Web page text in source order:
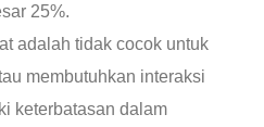
25%.
adalah tidak cocok untuk
membutuhkan interaksi
keterbatasan dalam